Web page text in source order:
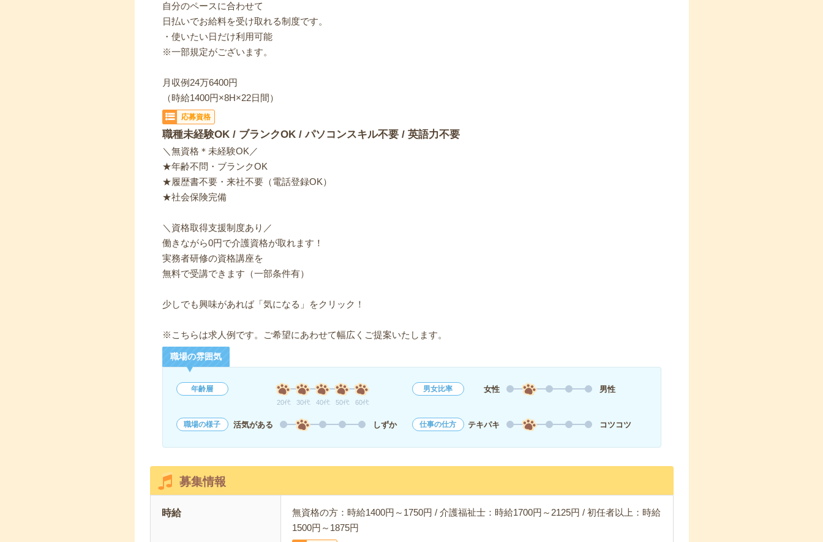
自分のペースに合わせて
日払いでお給料を受け取れる制度です。
・使いたい日だけ利用可能
※一部規定がございます。
月収例24万6400円
（時給1400円×8H×22日間）
応募資格
職種未経験OK / ブランクOK / パソコンスキル不要 / 英語力不要
＼無資格＊未経験OK／
★年齢不問・ブランクOK
★履歴書不要・来社不要（電話登録OK）
★社会保険完備
＼資格取得支援制度あり／
働きながら0円で介護資格が取れます！
実務者研修の資格講座を
無料で受講できます（一部条件有）
少しでも興味があれば「気になる」をクリック！
※こちらは求人例です。ご希望にあわせて幅広くご提案いたします。
職場の雰囲気
年齢層
20代 30代 40代 50代 60代
男女比率 女性 男性
職場の様子 活気がある しずか 仕事の仕方 テキパキ コツコツ
募集情報
時給
無資格の方：時給1400円～1750円 / 介護福祉士：時給1700円～2125円 / 初任者以上：時給
1500円～1875円